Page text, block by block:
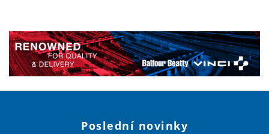
Poslední novinky